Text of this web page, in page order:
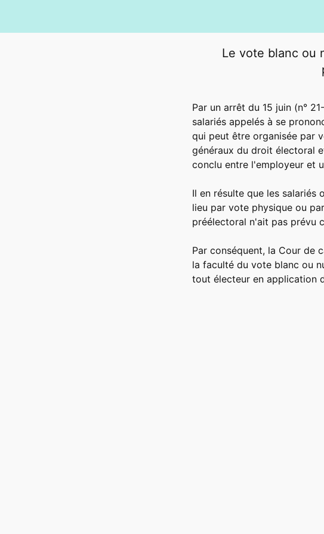
Le vote blanc ou
Par un arrêt du 15 juin (n°
salariés appelés à se
qui peut être organisée par
généraux du droit électoral
conclu entre l'employeur et
Il en résulte que les
lieu par vote physique ou
préélectoral n'ait pas prévu
Par conséquent, la Cour de
la faculté du vote blanc ou
tout électeur en application